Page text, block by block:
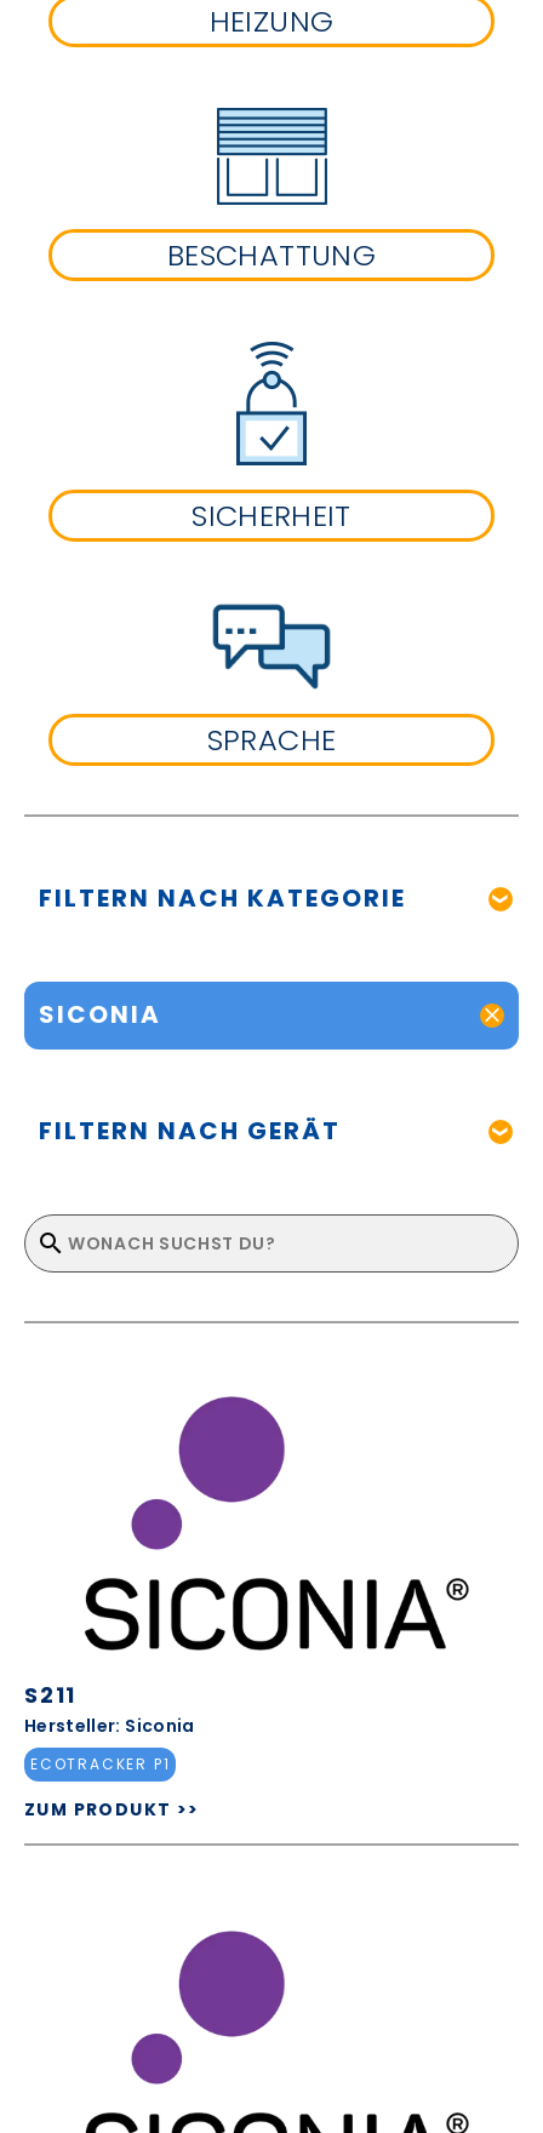
HEIZUNG
BESCHATTUNG
SICHERHEIT
SPRACHE
FILTERN NACH KATEGORIE
SICONIA
FILTERN NACH GERÄT
S211
Hersteller: Siconia
ECOTRACKER P1
ZUM PRODUKT >>